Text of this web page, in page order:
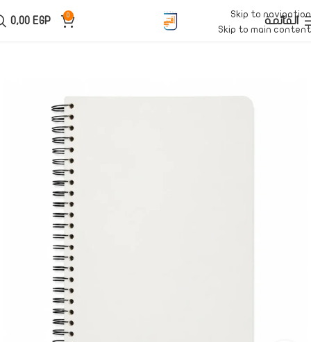
Skip to navigation
Skip to main content
القائمة 0
0,00 EGP